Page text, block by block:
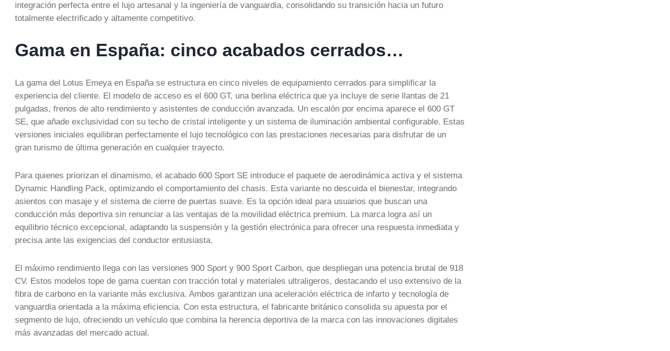
integración perfecta entre el lujo artesanal y la ingeniería de vanguardia, consolidando su transición hacia un futuro
totalmente electrificado y altamente competitivo.
Gama en España: cinco acabados cerrados…
La gama del Lotus Emeya en España se estructura en cinco niveles de equipamiento cerrados para simplificar la
experiencia del cliente. El modelo de acceso es el 600 GT, una berlina eléctrica que ya incluye de serie llantas de 21
pulgadas, frenos de alto rendimiento y asistentes de conducción avanzada. Un escalón por encima aparece el 600 GT
SE, que añade exclusividad con su techo de cristal inteligente y un sistema de iluminación ambiental configurable. Estas
versiones iniciales equilibran perfectamente el lujo tecnológico con las prestaciones necesarias para disfrutar de un
gran turismo de última generación en cualquier trayecto.
Para quienes priorizan el dinamismo, el acabado 600 Sport SE introduce el paquete de aerodinámica activa y el sistema
Dynamic Handling Pack, optimizando el comportamiento del chasis. Esta variante no descuida el bienestar, integrando
asientos con masaje y el sistema de cierre de puertas suave. Es la opción ideal para usuarios que buscan una
conducción más deportiva sin renunciar a las ventajas de la movilidad eléctrica premium. La marca logra así un
equilibrio técnico excepcional, adaptando la suspensión y la gestión electrónica para ofrecer una respuesta inmediata y
precisa ante las exigencias del conductor entusiasta.
El máximo rendimiento llega con las versiones 900 Sport y 900 Sport Carbon, que despliegan una potencia brutal de 918
CV. Estos modelos tope de gama cuentan con tracción total y materiales ultraligeros, destacando el uso extensivo de la
fibra de carbono en la variante más exclusiva. Ambos garantizan una aceleración eléctrica de infarto y tecnología de
vanguardia orientada a la máxima eficiencia. Con esta estructura, el fabricante británico consolida su apuesta por el
segmento de lujo, ofreciendo un vehículo que combina la herencia deportiva de la marca con las innovaciones digitales
más avanzadas del mercado actual.